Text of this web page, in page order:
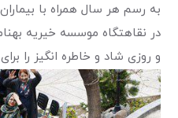
به رسم هر سال همراه با
در نقاهتگاه موسسه خیریه
و روزی شاد و خاطره انگیز را